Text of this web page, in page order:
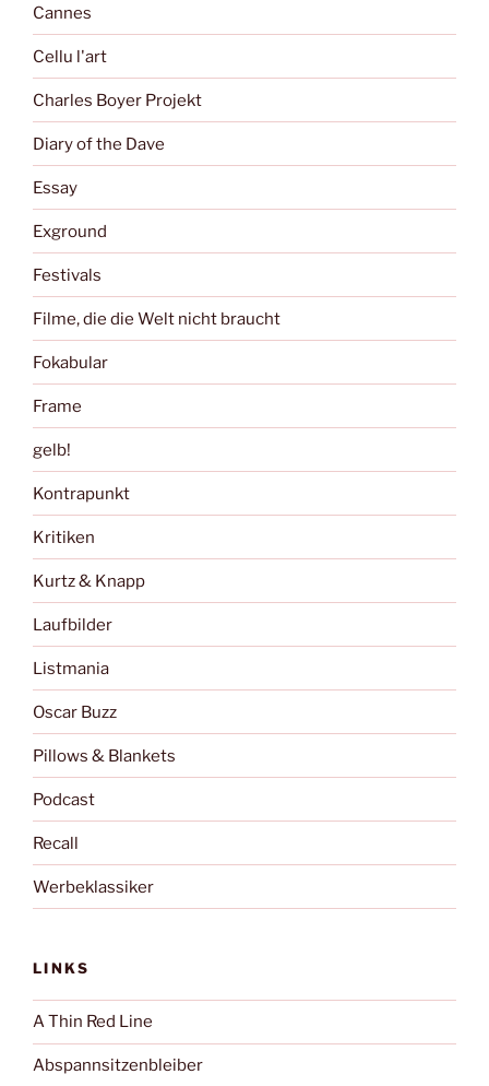
Cannes
Cellu l'art
Charles Boyer Projekt
Diary of the Dave
Essay
Exground
Festivals
Filme, die die Welt nicht braucht
Fokabular
Frame
gelb!
Kontrapunkt
Kritiken
Kurtz & Knapp
Laufbilder
Listmania
Oscar Buzz
Pillows & Blankets
Podcast
Recall
Werbeklassiker
LINKS
A Thin Red Line
Abspannsitzenbleiber